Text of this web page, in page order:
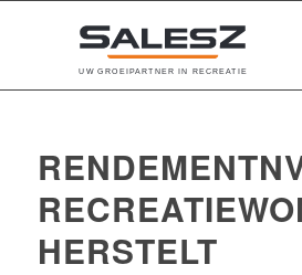
U W G RO E PA RT N E R N R EC R EAT E
HERSTELT